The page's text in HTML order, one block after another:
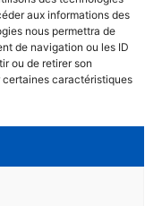
aux informations des
nous permettra de
de navigation ou les ID
ou de retirer son
caractéristiques